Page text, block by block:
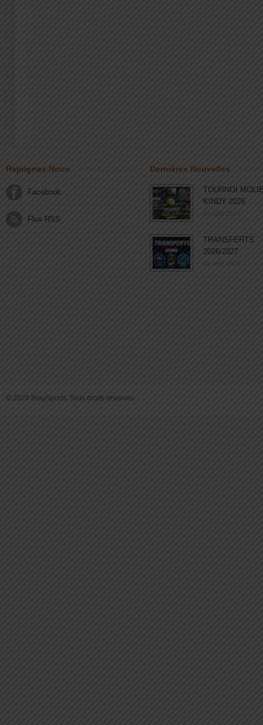
Rejoignez-Nous
Facebook
Flux RSS
Dernières Nouvelles
TOURNOI
KINDY 2026
03 août 2026
TRANSFERTS
2026/2027
03 août 2026
© 2026 BraySports. Tous droits reservés.